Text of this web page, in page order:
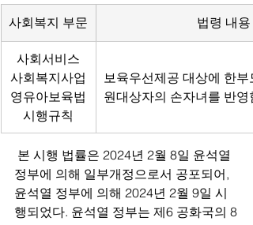
사회복지 부문 법령 내용
사회서비스
사회복지사업
영유아보육법
시행규칙
보육우선제공 대상에 한부
원대상자의 손자녀를 반영함
정부에 의해 일부개정으로서 공포되어,
윤석열 정부에 의해 2024년 2월 9일 시
행되었다. 윤석열 정부는 제6 공화국의 8